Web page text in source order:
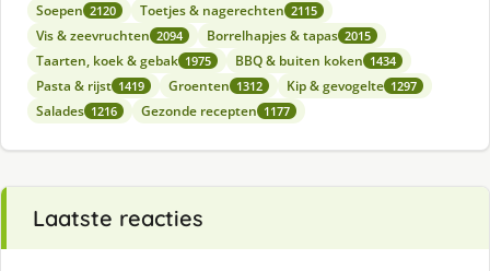
Soepen 2120 Toetjes & nagerechten 2115
Vis & zeevruchten 2094 Borrelhapjes & tapas 2015
Taarten, koek & gebak 1975 BBQ & buiten koken 1434
Pasta & rijst 1419 Groenten 1312 Kip & gevogelte 1297
Salades 1216 Gezonde recepten 1177
Laatste reacties